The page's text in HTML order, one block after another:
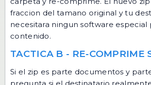
fraccion del tamano original y tu
necesitara ningun software especial
contenido.
TACTICA B - RE-COMPRIME
Si el zip es parte documentos y